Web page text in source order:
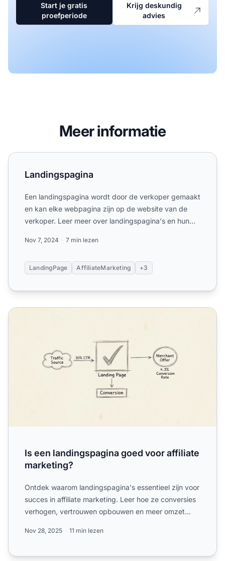
Start je gratis
proefperiode
Krijg deskundig
advies
Meer informatie
Landingspagina
Landingspagina
Een landingspagina wordt door de verkoper gemaakt
en kan elke webpagina zijn op de website van de
verkoper. Leer meer over landingspagina's en hun
Nov 7, 2024 7 min lezen
LandingPage AffiliateMarketing +3
Is een landingspagina goed voor affiliate marketing?
Is een landingspagina goed voor affiliate
marketing?
Ontdek waarom landingspagina's essentieel zijn voor
succes in affiliate marketing. Leer hoe ze conversies
verhogen, vertrouwen opbouwen en meer omzet
Nov 28, 2025 11 min lezen